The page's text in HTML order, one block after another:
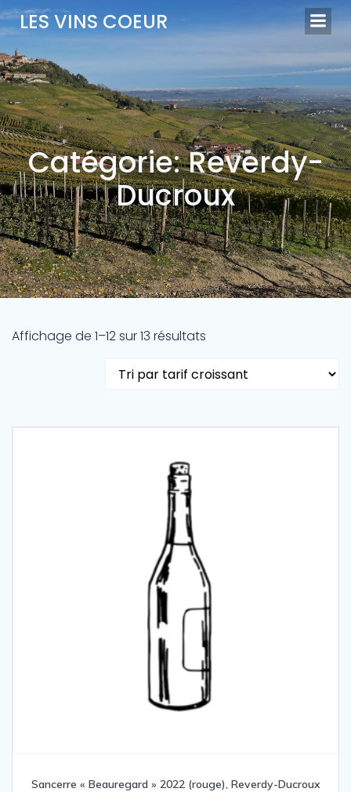
LES VINS COEUR
Catégorie: Reverdy-
Ducroux
Affichage de 1–12 sur 13 résultats
prix
Sancerre « Beauregard » 2022 (rouge), Reverdy-Ducroux